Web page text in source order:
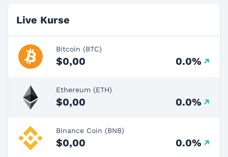
Live Kurse
Bitcoin (BTC)
$0,00 0.0%
Ethereum (ETH)
$0,00 0.0%
Binance Coin (BNB)
$0,00 0.0%